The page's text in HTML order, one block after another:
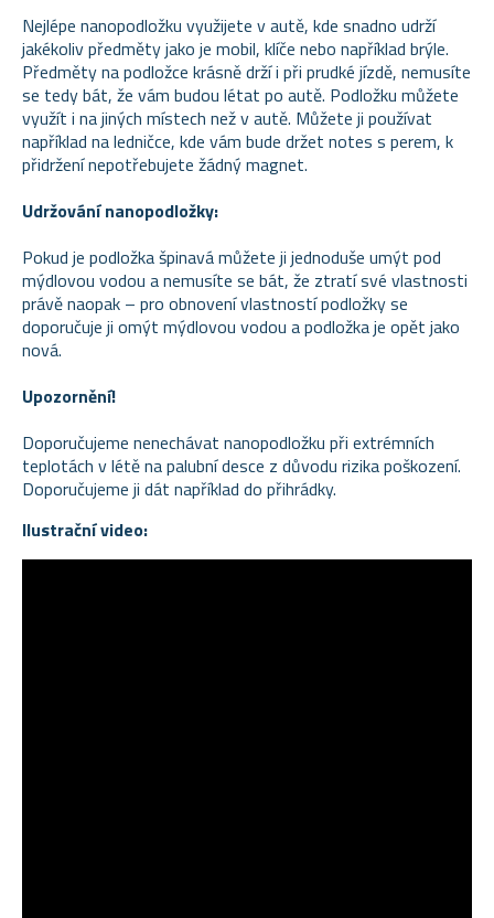
Nejlépe nanopodložku využijete v autě, kde snadno udrží
jakékoliv předměty jako je mobil, klíče nebo například brýle.
Předměty na podložce krásně drží i při prudké jízdě, nemusíte
se tedy bát, že vám budou létat po autě. Podložku můžete
využít i na jiných místech než v autě. Můžete ji používat
například na ledničce, kde vám bude držet notes s perem, k
přidržení nepotřebujete žádný magnet.
Udržování nanopodložky:
Pokud je podložka špinavá můžete ji jednoduše umýt pod
mýdlovou vodou a nemusíte se bát, že ztratí své vlastnosti
právě naopak – pro obnovení vlastností podložky se
doporučuje ji omýt mýdlovou vodou a podložka je opět jako
nová.
Upozornění!
Doporučujeme nenechávat nanopodložku při extrémních
teplotách v létě na palubní desce z důvodu rizika poškození.
Doporučujeme ji dát například do přihrádky.
Ilustrační video: